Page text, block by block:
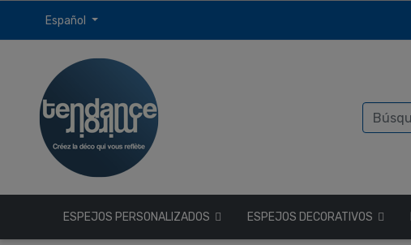
Español
ESPEJOS PERSONALIZADOS ESPEJOS DECORATIVOS